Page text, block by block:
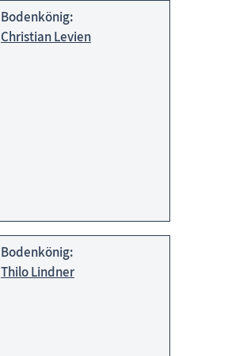
Bodenkönig:
Christian Levien
Bodenkönig:
Thilo Lindner